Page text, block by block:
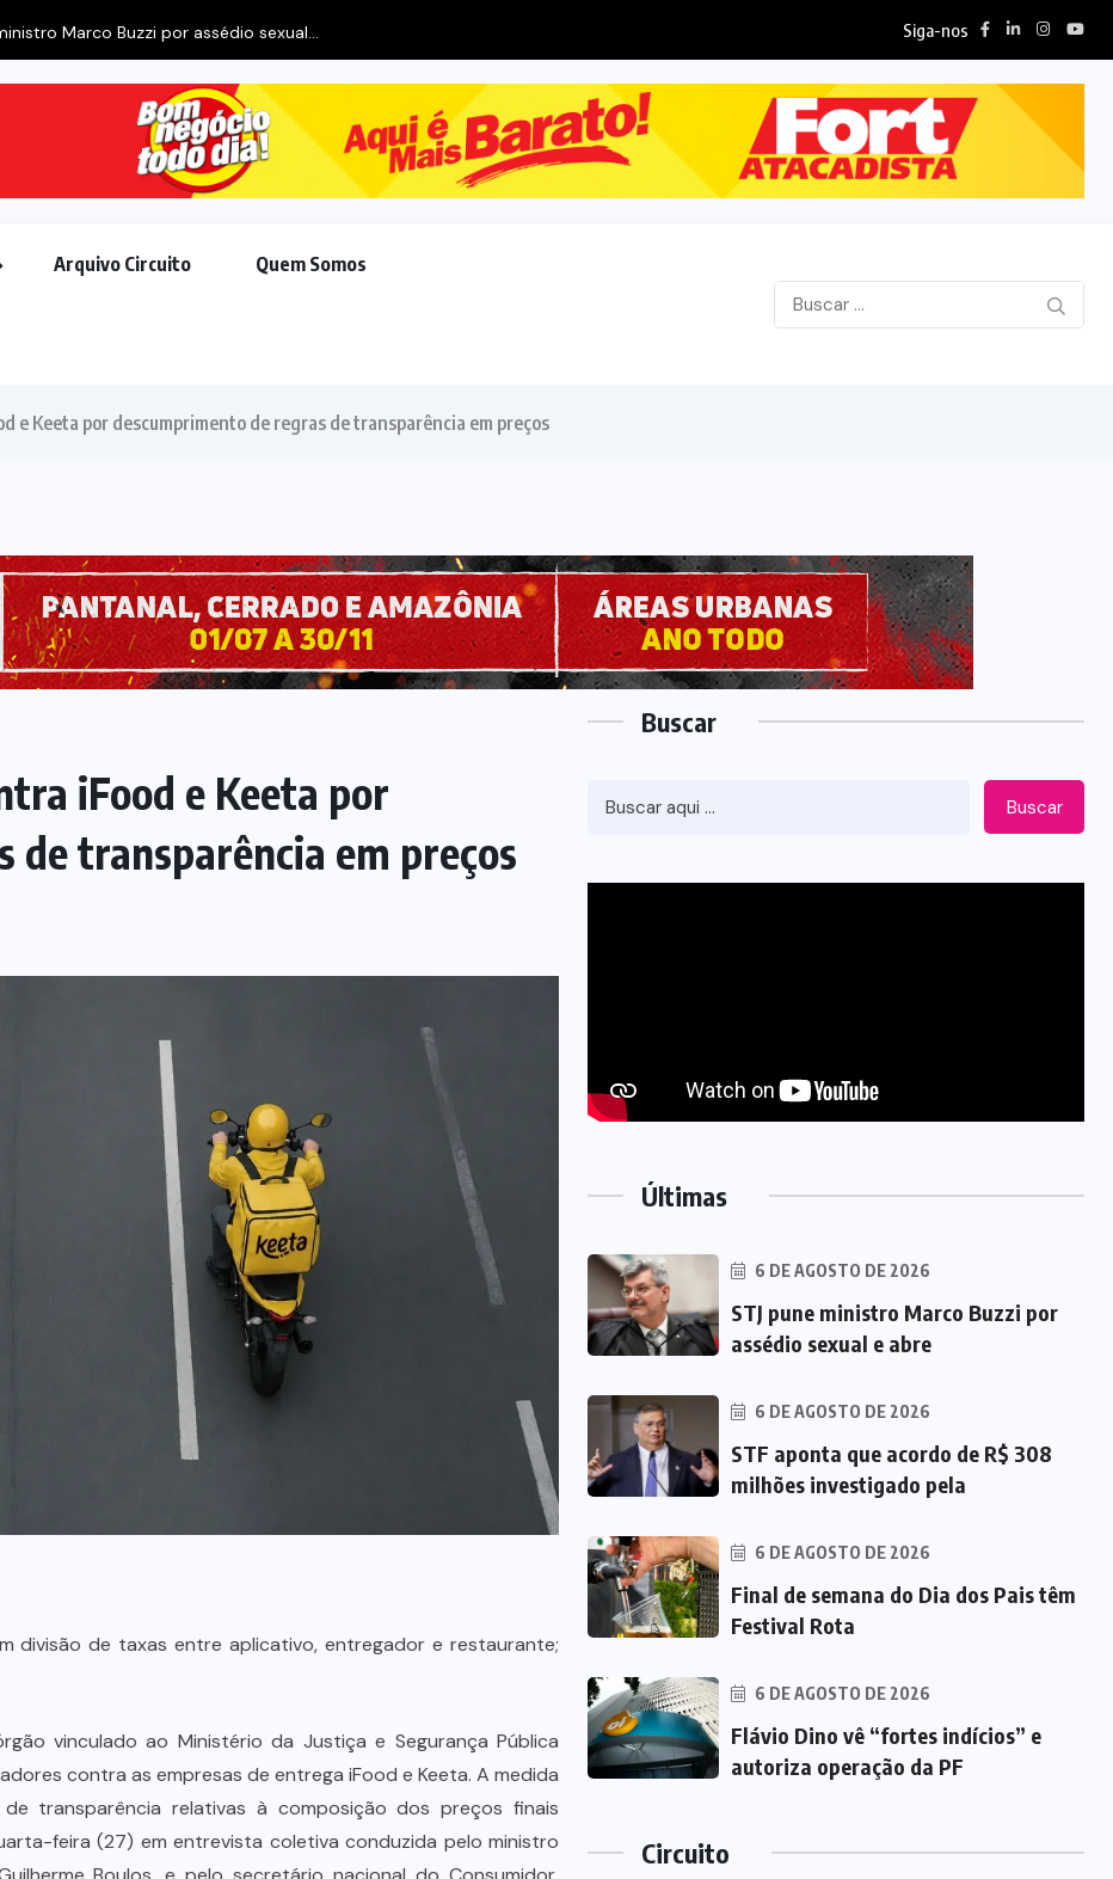
Siga-nos
Arquivo Circuito Quem Somos
e Keeta por descumprimento de regras de transparência em preços
iFood e Keeta por
de transparência em preços
divisão de taxas entre aplicativo, entregador e restaurante;
vinculado ao Ministério da Justiça e Segurança Pública
contra as empresas de entrega iFood e Keeta. A medida
transparência relativas à composição dos preços finais
feira (27) em entrevista coletiva conduzida pelo ministro
Buscar
Buscar
Últimas
6 DE AGOSTO DE 2026
STJ pune ministro Marco Buzzi por
assédio sexual e abre
6 DE AGOSTO DE 2026
STF aponta que acordo de R$ 308
milhões investigado pela
6 DE AGOSTO DE 2026
Final de semana do Dia dos Pais têm
Festival Rota
6 DE AGOSTO DE 2026
Flávio Dino vê “fortes indícios” e
autoriza operação da PF
Circuito